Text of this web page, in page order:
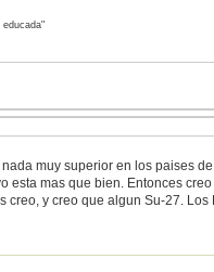
muy superior en los paises
mas que bien. Entonces
y creo que algun Su-27.